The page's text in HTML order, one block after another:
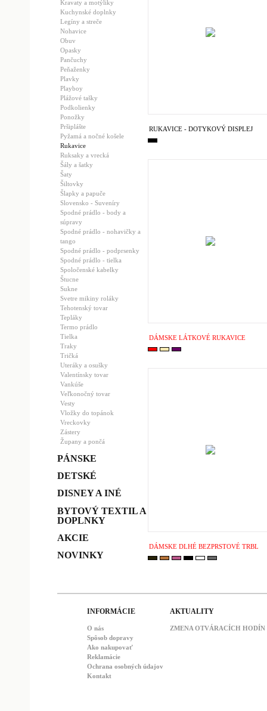
Kravaty a motýliky
Kuchynské doplnky
Legíny a streče
Nohavice
Obuv
Opasky
Pančuchy
Peňaženky
Plavky
Playboy
Plážové tašky
Podkolienky
Ponožky
Pršiplášte
Pyžamá a nočné košele
Rukavice
Ruksaky a vrecká
Šály a šatky
Šaty
Šiltovky
Šlapky a papuče
Slovensko - Suveníry
Spodné prádlo - body a
súpravy
Spodné prádlo - nohavičky a
tango
Spodné prádlo - podprsenky
Spodné prádlo - tielka
Spoločenské kabelky
Štucne
Sukne
Svetre mikiny roláky
Tehotenský tovar
Tepláky
Termo prádlo
Tielka
Traky
Tričká
Uteráky a osušky
Valentínsky tovar
Vankúše
Veľkonočný tovar
Vesty
Vložky do topánok
Vreckovky
Zástery
Župany a pončá
PÁNSKE
DETSKÉ
DISNEY A INÉ
BYTOVÝ TEXTIL A
DOPLNKY
AKCIE
NOVINKY
RUKAVICE - DOTYKOVÝ DISPLEJ
DÁMSKE LÁTKOVÉ RUKAVICE
DÁMSKE DLHÉ BEZPRSTOVÉ TRBL
INFORMÁCIE
O nás
Spôsob dopravy
Ako nakupovať
Reklamácie
Ochrana osobných údajov
Kontakt
AKTUALITY
ZMENA OTVÁRACÍCH HODÍN